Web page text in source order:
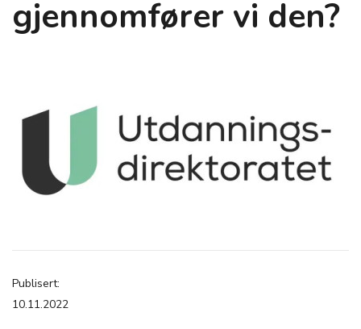
gjennomfører vi den?
Publisert:
10.11.2022